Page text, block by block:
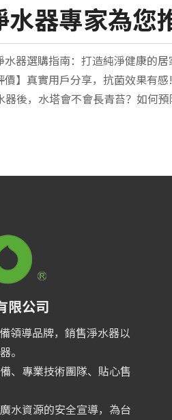
水器專家為您
水器選購指南：打造純淨健康的
價】真實用戶分享，抗菌效果有感!
器後，水塔會不會長青苔？如何預
限公司
領導品牌，銷售淨水器以
。
、專業技術團隊、貼心售
水資源的安全宣導，為台